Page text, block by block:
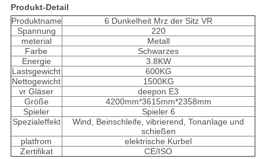
Produkt-Detail
Produktname
6 Dunkelheit Mrz der Sitz VR
Spannung
220
meterial
Metall
Farbe
Schwarzes
Energie
3.8KW
Lastsgewicht
600KG
Nettogewicht
1500KG
vr Gläser
deepon E3
Größe
4200mm*3615mm*2358mm
Spieler
Spieler 6
Spezialeffekt
Wind, Beinschleife, vibrierend, Tonanlage und
schießen
platfrom
elektrische Kurbel
Zertifikat
CE/ISO